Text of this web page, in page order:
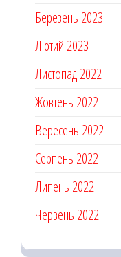
Березень 2023
Лютий 2023
Листопад 2022
Жовтень 2022
Вересень 2022
Серпень 2022
Липень 2022
Червень 2022